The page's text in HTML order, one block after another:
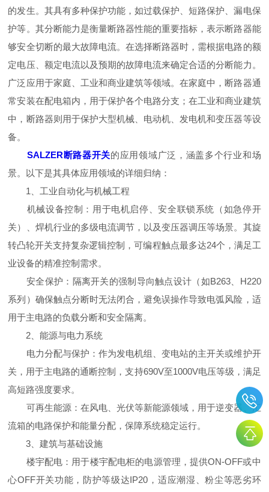
的发生。其具有多种保护功能，如过载保护、短路保护、漏电保
护等。其分断能力是衡量断路器性能的重要指标，表示断路器能
够安全切断的最大故障电流。在选择断路器时，需根据电路的额
定电压、额定电流以及预期的故障电流来确定合适的分断能力。
广泛应用于家庭、工业和商业建筑等领域。在家庭中，断路器通
常安装在配电箱内，用于保护各个电路分支；在工业和商业建筑
中，断路器则用于保护大型机械、电动机、发电机和变压器等设
备。
SALZER断路器开关的应用领域广泛，涵盖多个行业和场
景。以下是其具体应用领域的详细归纳：
1、工业自动化与机械工程
机械设备控制：用于电机启停、安全联锁系统（如急停开
关）、焊机行业的多级电流调节，以及变压器调压等场景。其旋
转凸轮开关支持复杂逻辑控制，可编程触点最多达24个，满足工
业设备的精准控制需求。
安全保护：隔离开关的强制导向触点设计（如B263、H220
系列）确保触点分断时无法闭合，避免误操作导致电弧风险，适
用于主电路的负载分断和安全隔离。
2、能源与电力系统
电力分配与保护：作为发电机组、变电站的主开关或维护开
关，用于主电路的通断控制，支持690V至1000V电压等级，满足
高短路强度要求。
可再生能源：在风电、光伏等新能源领域，用于逆变器、汇
流箱的电路保护和能量分配，保障系统稳定运行。
3、建筑与基础设施
楼宇配电：用于楼宇配电柜的电源管理，提供ON-OFF或中
心OFF开关功能，防护等级达IP20，适应潮湿、粉尘等恶劣环